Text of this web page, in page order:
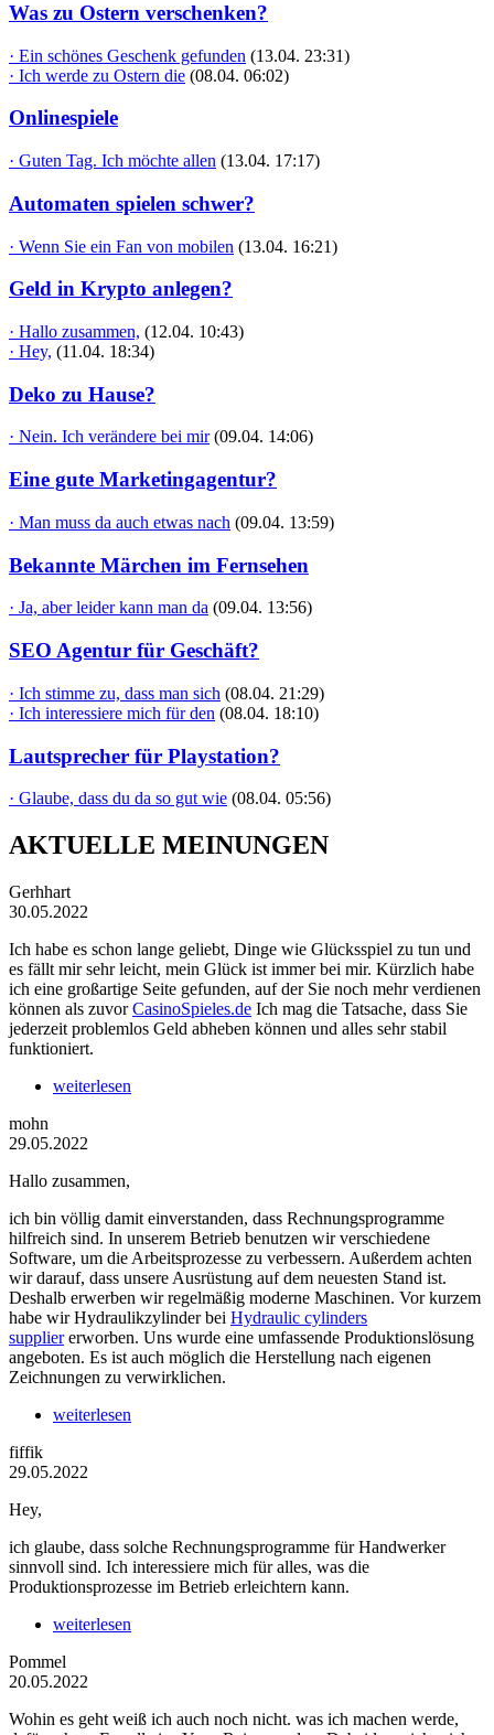
Was zu Ostern verschenken?
· Ein schönes Geschenk gefunden (13.04. 23:31)
· Ich werde zu Ostern die (08.04. 06:02)
Onlinespiele
· Guten Tag. Ich möchte allen (13.04. 17:17)
Automaten spielen schwer?
· Wenn Sie ein Fan von mobilen (13.04. 16:21)
Geld in Krypto anlegen?
· Hallo zusammen, (12.04. 10:43)
· Hey, (11.04. 18:34)
Deko zu Hause?
· Nein. Ich verändere bei mir (09.04. 14:06)
Eine gute Marketingagentur?
· Man muss da auch etwas nach (09.04. 13:59)
Bekannte Märchen im Fernsehen
· Ja, aber leider kann man da (09.04. 13:56)
SEO Agentur für Geschäft?
· Ich stimme zu, dass man sich (08.04. 21:29)
· Ich interessiere mich für den (08.04. 18:10)
Lautsprecher für Playstation?
· Glaube, dass du da so gut wie (08.04. 05:56)
AKTUELLE MEINUNGEN
Gerhhart
30.05.2022
Ich habe es schon lange geliebt, Dinge wie Glücksspiel zu tun und
es fällt mir sehr leicht, mein Glück ist immer bei mir. Kürzlich habe
ich eine großartige Seite gefunden, auf der Sie noch mehr verdienen
können als zuvorCasinoSpieles.de Ich mag die Tatsache, dass Sie
jederzeit problemlos Geld abheben können und alles sehr stabil
funktioniert.
weiterlesen
mohn
29.05.2022
Hallo zusammen,
ich bin völlig damit einverstanden, dass Rechnungsprogramme
hilfreich sind. In unserem Betrieb benutzen wir verschiedene
Software, um die Arbeitsprozesse zu verbessern. Außerdem achten
wir darauf, dass unsere Ausrüstung auf dem neuesten Stand ist.
Deshalb erwerben wir regelmäßig moderne Maschinen. Vor kurzem
habe wir Hydraulikzylinder bei Hydraulic cylinders
suppliererworben. Uns wurde eine umfassende Produktionslösung
angeboten. Es ist auch möglich die Herstellung nach eigenen
Zeichnungen zu verwirklichen.
weiterlesen
fiffik
29.05.2022
Hey,
ich glaube, dass solche Rechnungsprogramme für Handwerker
sinnvoll sind. Ich interessiere mich für alles, was die
Produktionsprozesse im Betrieb erleichtern kann.
weiterlesen
Pommel
20.05.2022
Wohin es geht weiß ich auch noch nicht. was ich machen werde,